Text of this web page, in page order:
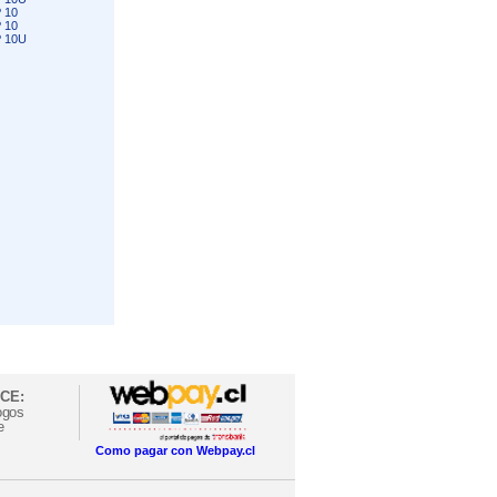
10
10
10U
Como pagar con Webpay.cl